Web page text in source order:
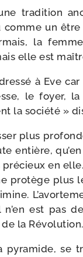
tra­di­tion
comme un
la
elle est
à Eve
le foyer,
la socié­té »
plus
entière,
pré­cieux en
pro­tège plus
n’en est pas
la Révolution.
pyra­mide, se